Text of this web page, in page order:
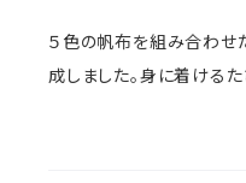
５色の帆布を組み合わせ
成しました。身に着ける